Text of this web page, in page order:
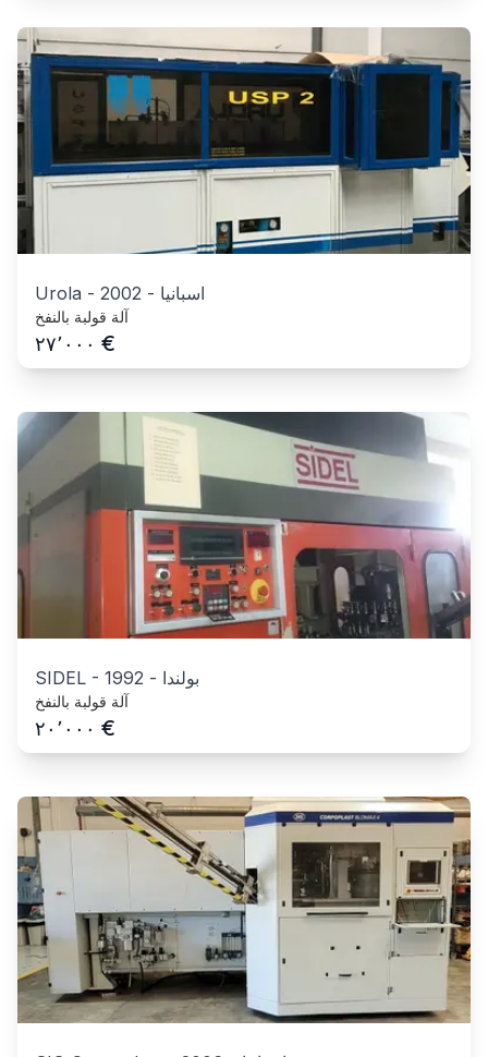
Urola - 2002 - اسبانيا
آلة قولبة بالنفخ
٢٧٬٠٠٠ €
SIDEL - 1992 - بولندا
آلة قولبة بالنفخ
٢٠٬٠٠٠ €